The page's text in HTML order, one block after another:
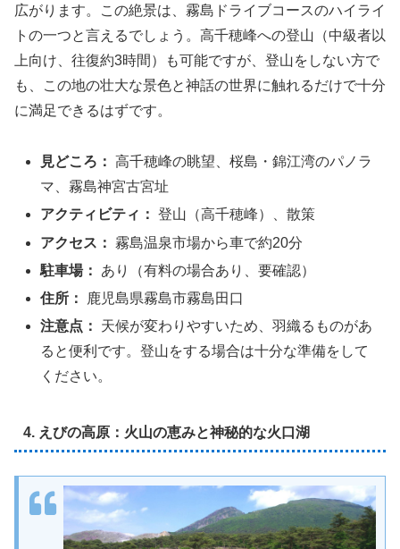
広がります。この絶景は、霧島ドライブコースのハイライ
トの一つと言えるでしょう。高千穂峰への登山（中級者以
上向け、往復約3時間）も可能ですが、登山をしない方で
も、この地の壮大な景色と神話の世界に触れるだけで十分
に満足できるはずです。
見どころ： 高千穂峰の眺望、桜島・錦江湾のパノラ
マ、霧島神宮古宮址
アクティビティ： 登山（高千穂峰）、散策
アクセス：
霧島温泉市場から車で約20分
駐車場：
あり（有料の場合あり、要確認）
住所：
鹿児島県霧島市霧島田口
注意点：
天候が変わりやすいため、羽織るものがあ
ると便利です。登山をする場合は十分な準備をして
ください。
4. えびの高原：火山の恵みと神秘的な火口湖